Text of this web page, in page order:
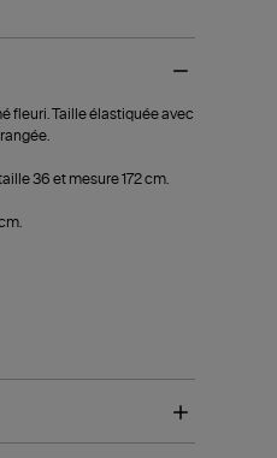
fleuri. Taille élastiquée avec
36 et mesure 172 cm.